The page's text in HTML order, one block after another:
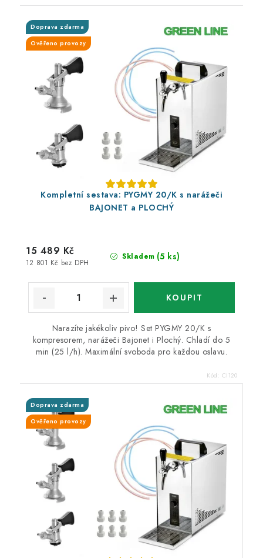
Kompletní sestava: PYGMY 20/K s narážeči
BAJONET a PLOCHÝ
Doprava zdarma
Ověřeno provozy
Skladem (5 ks)
12 801 Kč bez DPH
15 489 Kč
Narazíte jakékoliv pivo! Set PYGMY 20/K s
kompresorem, narážeči Bajonet i Plochý. Chladí do 5
min (25 l/h). Maximální svoboda pro každou oslavu.
Kód: CI120
Doprava zdarma
Ověřeno provozy